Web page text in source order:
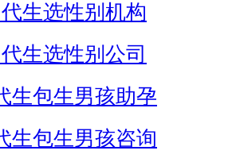
生选性别机构
生选性别公司
生包生男孩助孕
生包生男孩咨询